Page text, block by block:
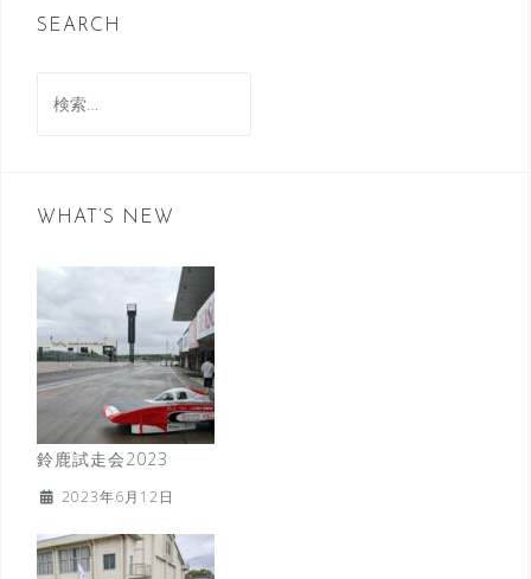
SEARCH
索:
WHAT’S NEW
鈴鹿試走会2023
2023年6月12日